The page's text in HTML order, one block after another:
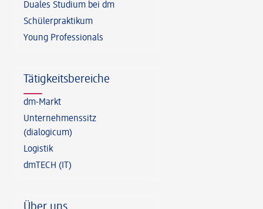
Duales Studium bei dm
Schülerpraktikum
Young Professionals
Tätigkeitsbereiche
dm-Markt
Unternehmenssitz
(dialogicum)
Logistik
dmTECH (IT)